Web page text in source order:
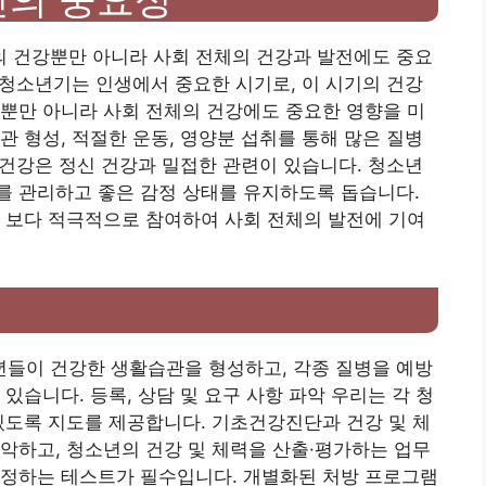
강뿐만 아니라 사회 전체의 건강과 발전에도 중요
소년기는 인생에서 중요한 시기로, 이 시기의 건강
만 아니라 사회 전체의 건강에도 중요한 영향을 미
형성, 적절한 운동, 영양분 섭취를 통해 많은 질병
강은 정신 건강과 밀접한 관련이 있습니다. 청소년
관리하고 좋은 감정 상태를 유지하도록 돕습니다.
다 적극적으로 참여하여 사회 전체의 발전에 기여
이 건강한 생활습관을 형성하고, 각종 질병을 예방
습니다. 등록, 상담 및 요구 사항 파악 우리는 각 청
록 지도를 제공합니다. 기초건강진단과 건강 및 체
하고, 청소년의 건강 및 체력을 산출·평가하는 업무
하는 테스트가 필수입니다. 개별화된 처방 프로그램